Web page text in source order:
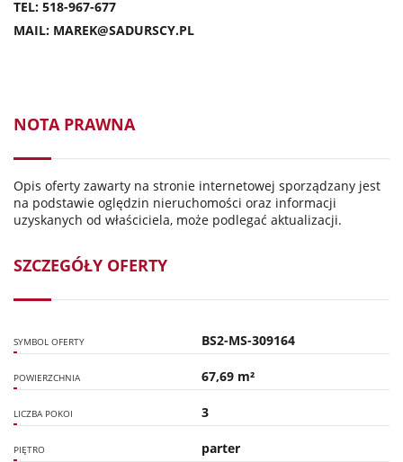
TEL: 518-967-677
MAIL: MAREK@SADURSCY.PL
NOTA PRAWNA
Opis oferty zawarty na stronie internetowej sporządzany jest
na podstawie oględzin nieruchomości oraz informacji
uzyskanych od właściciela, może podlegać aktualizacji.
SZCZEGÓŁY OFERTY
SYMBOL OFERTY BS2-MS-309164
POWIERZCHNIA 67,69 m²
LICZBA POKOI 3
PIĘTRO parter